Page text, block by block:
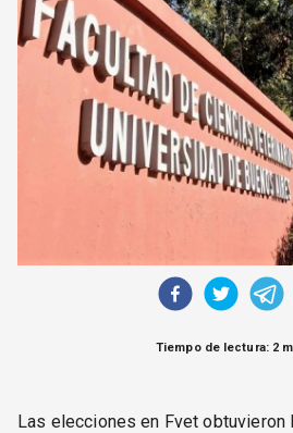
DEBATE
ARCHIVO
OPINIÓN
ALTAMIRA
Política Obrera
Tiempo de lectura: 2
Las elecciones en Fvet